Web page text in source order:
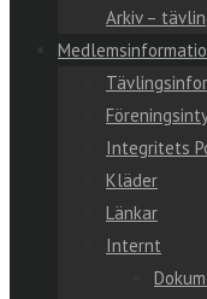
Arkiv –
Integritets
Kläder
Länkar
Internt